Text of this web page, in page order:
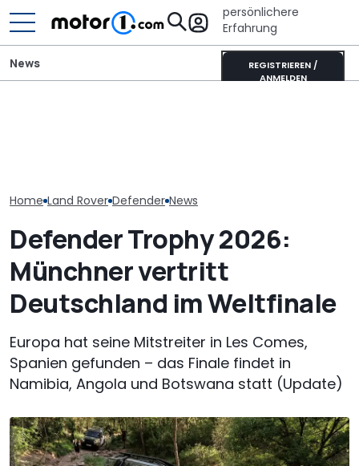
persönlichere
Erfahrung
REGISTRIEREN /
ANMELDEN
News
Home Land Rover Defender News
Defender Trophy 2026:
Münchner vertritt
Deutschland im Weltfinale
Europa hat seine Mitstreiter in Les Comes,
Spanien gefunden – das Finale findet in
Namibia, Angola und Botswana statt (Update)